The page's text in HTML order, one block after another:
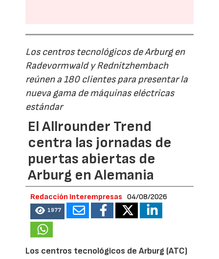
Los centros tecnológicos de Arburg en
Radevormwald y Rednitzhembach
reúnen a 180 clientes para presentar la
nueva gama de máquinas eléctricas
estándar
El Allrounder Trend
centra las jornadas de
puertas abiertas de
Arburg en Alemania
Redacción Interempresas 04/08/2026
1977
Los centros tecnológicos de Arburg (ATC)